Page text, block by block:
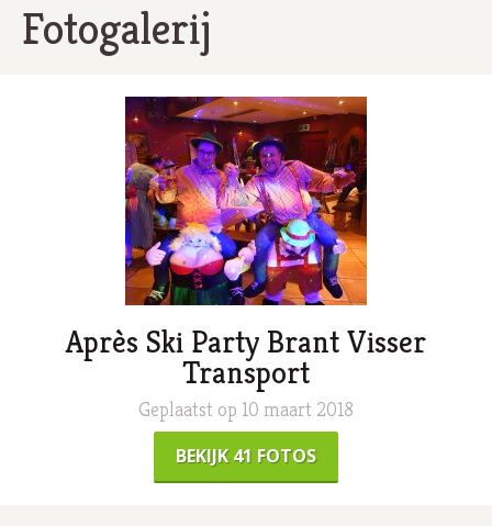
Fotogalerij
Après Ski Party Brant Visser
Transport
Geplaatst op 10 maart 2018
BEKIJK 41 FOTOS